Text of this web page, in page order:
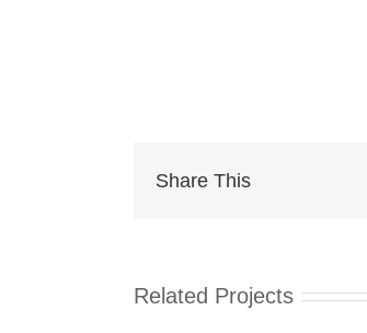
Share This
Related Projects